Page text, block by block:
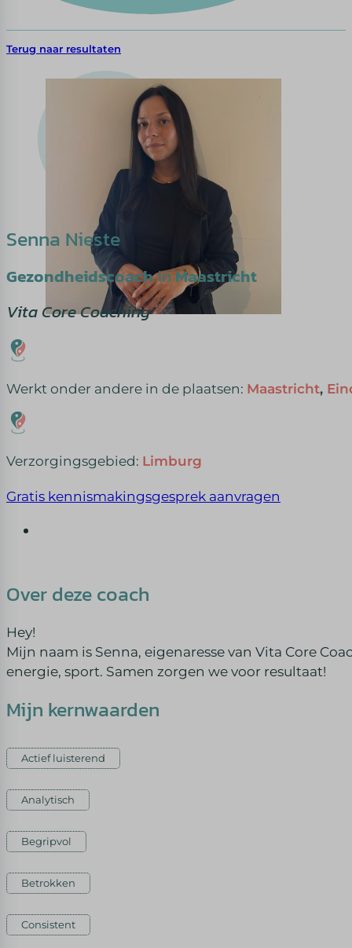
Terug naar resultaten
Senna Nieste
GezondheidscoachinMaastricht
Vita Core Coaching
Werkt onder andere in de plaatsen: Maastricht,
Verzorgingsgebied: Limburg
Gratis kennismakingsgesprek aanvragen
Over deze coach
Hey!
Mijn naam is Senna, eigenaresse van Vita Core
energie, sport. Samen zorgen we voor resultaat!
Mijn kernwaarden
Actief luisterend
Analytisch
Begripvol
Betrokken
Consistent